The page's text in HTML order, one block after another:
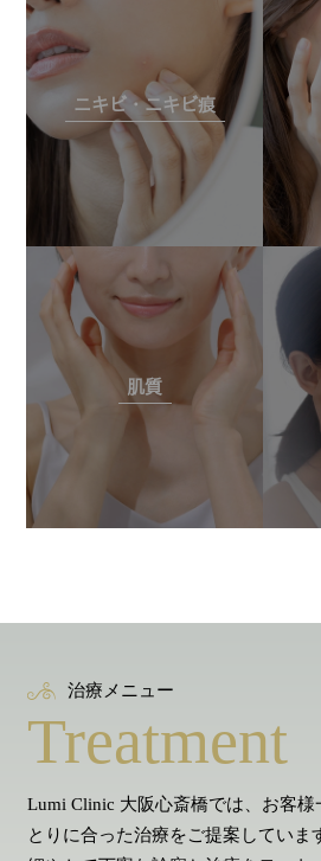
ニキビ・ニキビ痕
肌質
治療メニュー
Treatment
Lumi Clinic 大阪心斎橋では、お客様
とりに合った治療をご提案していま